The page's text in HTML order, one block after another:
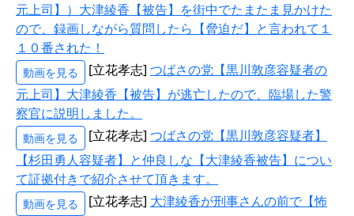
元上司】）大津綾香【被告】を街中でたまたま見かけた
ので、録画しながら質問したら【脅迫だ】と言われて１
１０番された！
動画を見る [立花孝志] つばさの党【黒川敦彦容疑者の
元上司】大津綾香【被告】が逃亡したので、臨場した警
察官に説明しました。
動画を見る [立花孝志] つばさの党【黒川敦彦容疑者】
【杉田勇人容疑者】と仲良しな【大津綾香被告】につい
て証拠付きで紹介させて頂きます。
動画を見る [立花孝志] 大津綾香が刑事さんの前で【怖